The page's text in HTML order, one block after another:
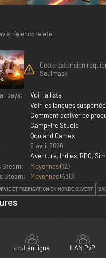
n'a encore été
Cette extension
Soulmask
pays:
Voir la liste
Voir les langues
Comment activer ce
CampFire Studio
Qooland Games
9 avril 2026
Aventure, Indies, RPG,
Steam:
Moyennes(12)
Steam:
Moyennes(430)
ET FABRICATION EN MONDE OUVERT
JcJ en ligne LAN PvP